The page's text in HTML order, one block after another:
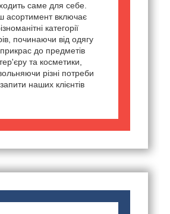
саме для себе.
асортимент включає
категорії
починаючи від одягу
до предметів
та косметики,
різні потреби
наших клієнтів